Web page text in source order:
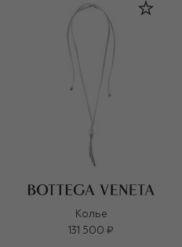
Колье
131 500 ₽